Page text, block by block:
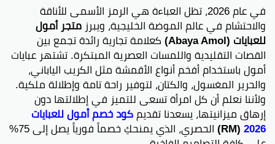
في عام 2026، تظل العباءة هي الرمز الأسمى للأناقة
والاحتشام في عالم الموضة الخليجية، ويبرز متجر أمول
للعبايات (Abaya Amol) كعلامة تجارية رائدة تجمع بين
القصات التقليدية واللمسات العصرية المبتكرة. تشتهر عبايات
أمول باستخدام أفخم أنواع الأقمشة مثل الكريب الياباني،
والحرير المغسول، والكتان، لتوفير راحة تامة وإطلالة ملكية.
ولأننا نعلم أن كل امرأة تسعى للتميز في إطلالتها دون
إرهاق ميزانيتها، يسعدنا تقديمكود خصم أمول للعبايات
2026
(RM) الحصري، الذي يمنحكِ خصماً فورياً يصل إلى 75%